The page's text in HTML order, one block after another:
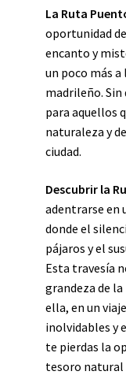
La Ruta
oportunidad
encanto y
un poco más
madrileño. Sin
para aquellos
naturaleza y
ciudad.
Descubrir la
adentrarse en
donde el
pájaros y el
Esta travesía
grandeza de
ella, en un
inolvidables y
te pierdas la
tesoro natural